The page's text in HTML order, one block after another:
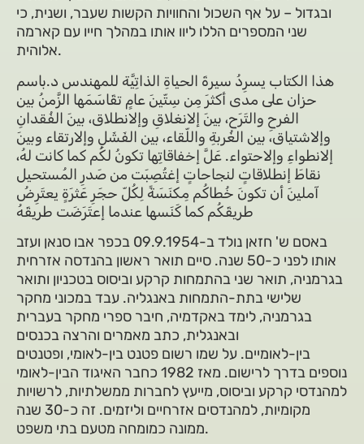
ובגדול – על אף השכול והחוויות הקשות שעבר, ושנית, כי
שני המספרים הללו ליוו אותו במהלך חייו עם קארמה
אלוהית.
هذا الكتاب يسرِدُ سيرةَ الحياةِ الذاتِيَّة للمهندس د.باسم
حزان على مدى أكثرَ مِن سِتّينَ عامٍ تقَاسَمَها الزَّمنُ بين
الفرحِ والتَرَح، بينَ إلانغلاقِ وإلانطلاق، بينَ الفُقدانِ
وإلاشتياق، بين الغُربةِ واللّقاء، بين الفَشَلِ وإلارتقاء وبينَ
إلانطواءِ وإلاحتواء. عَلَّ إخفاقاتِها تكونُ لكُم كما كانت لهُ،
نقاطَ إنطلاقاتٍ لنجاحاتٍ إغتُصِبَت من صَدرِ المُستحيل
آملينَ أن تكونَ خُطاكُم مِكنَسَةً لِكُلّ حجَرِ عَثرَةٍ يعتَرِضُ
طريقَكُم كما كَنَسها عندما إعتَرَضَت طريقَهُ
באסם ש' חזאן נולד ב-09.9.1954 בכפר אבו סנאן ועזב
אותו לפני כ-50 שנה. סיים תואר ראשון בהנדסה אזרחית
בגרמניה, תואר שני בהתמחות קרקע וביסוס בטכניון ותואר
שלישי בתת-התמחות באנגליה. עבד במכוני מחקר
בגרמניה, לימד באקדמיה, חיבר ספרי מחקר בעברית
ובאנגלית, כתב מאמרים והרצה בכנסים
בין-לאומיים. על שמו רשום פטנט בין-לאומי, ופטנטים
נוספים בדרך לרישום. מאז 1982 כחבר האיגוד הבין-לאומי
למהנדסי קרקע וביסוס, מייעץ לחברות ממשלתיות, לרשויות
מקומיות, למהנדסים אזרחיים וליזמים. זה כ-30 שנה
ממונה כמומחה מטעם בתי משפט.